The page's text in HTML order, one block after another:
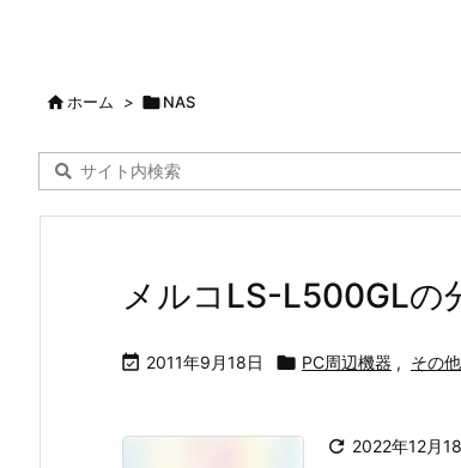
ホーム > NAS
メルコLS-L500GLの
 2011年9月18日  PC周辺機器 , その他
 2022年12月